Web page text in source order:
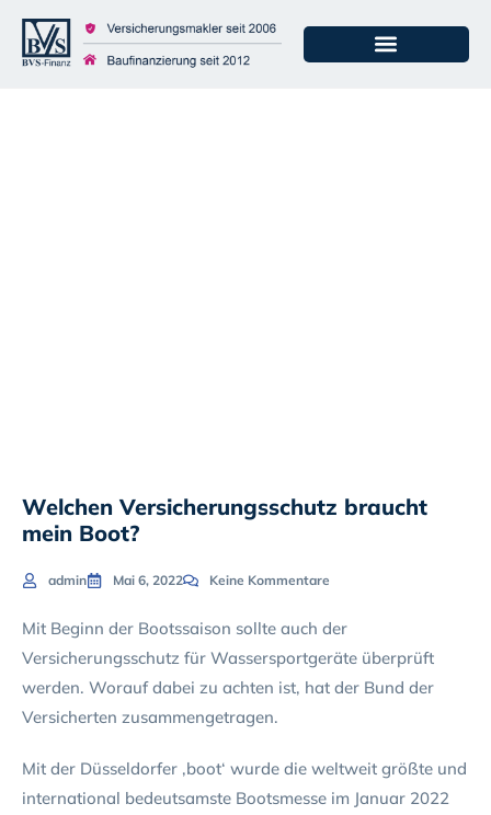
Welchen Versicherungsschutz braucht
mein Boot?
admin Mai 6, 2022 Keine Kommentare
Mit Beginn der Bootssaison sollte auch der
Versicherungsschutz für Wassersportgeräte überprüft
werden. Worauf dabei zu achten ist, hat der Bund der
Versicherten zusammengetragen.
Mit der Düsseldorfer ‚boot‘ wurde die weltweit größte und
international bedeutsamste Bootsmesse im Januar 2022